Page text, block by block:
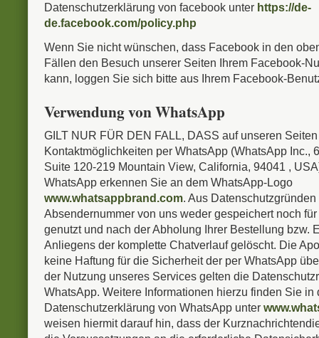
Datenschutzerklärung von facebook unter https://de-
de.facebook.com/policy.php
Wenn Sie nicht wünschen, dass Facebook in den
Fällen den Besuch unserer Seiten Ihrem Facebook-
kann, loggen Sie sich bitte aus Ihrem Facebook-
Verwendung von WhatsApp
GILT NUR FÜR DEN FALL, DASS auf unseren Seiten
Kontaktmöglichkeiten per WhatsApp (WhatsApp Inc.,
Suite 120-219 Mountain View, California, 94041 ,
WhatsApp erkennen Sie an dem WhatsApp-Logo
www.whatsappbrand.com. Aus
Absendernummer von uns weder gespeichert noch
genutzt und nach der Abholung Ihrer Bestellung bzw.
Anliegens der komplette Chatverlauf gelöscht. Die
keine Haftung für die Sicherheit der per WhatsApp
der Nutzung unseres Services gelten die
WhatsApp. Weitere Informationen hierzu finden Sie in
Datenschutzerklärung von WhatsApp unter
weisen hiermit darauf hin, dass der